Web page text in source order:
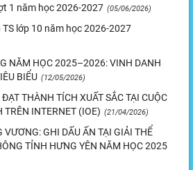
1 năm học 2026-2027 (05/06/2026)
lớp 10 năm học 2026-2027
NĂM HỌC 2025–2026: VINH DANH
BIỂU (12/05/2026)
THÀNH TÍCH XUẤT SẮC TẠI CUỘC
TRÊN INTERNET (IOE) (21/04/2026)
VƯƠNG: GHI DẤU ẤN TẠI GIẢI THỂ
TỈNH HƯNG YÊN NĂM HỌC 2025